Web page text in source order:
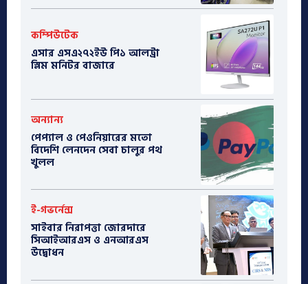
কম্পিউটেক
এসার এসএ২৭২ইউ পি১ আলট্রা
স্লিম মনিটর বাজারে
অন্যান্য
পেপ্যাল ও পেওনিয়ারের মতো
বিদেশি লেনদেন সেবা চালুর পথ
খুলল
ই-গভর্নেন্স
সাইবার নিরাপত্তা জোরদারে
সিআইআরএস ও এনআরএস
উদ্বোধন